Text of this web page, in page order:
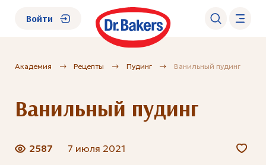
О нас
Каталог
Академия
Войти
Академия Рецепты Пудинг Ванильный пудинг
Ванильный пудинг
2587 7 июля 2021